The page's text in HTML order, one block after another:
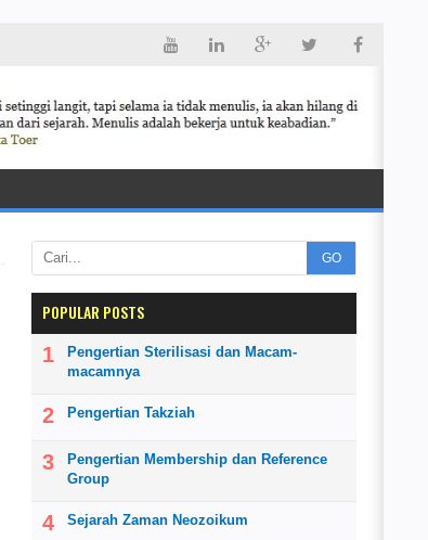
GO
POPULAR POSTS
Pengertian Sterilisasi dan Macam-
macamnya
Pengertian Takziah
Pengertian Membership dan Reference
Group
Sejarah Zaman Neozoikum